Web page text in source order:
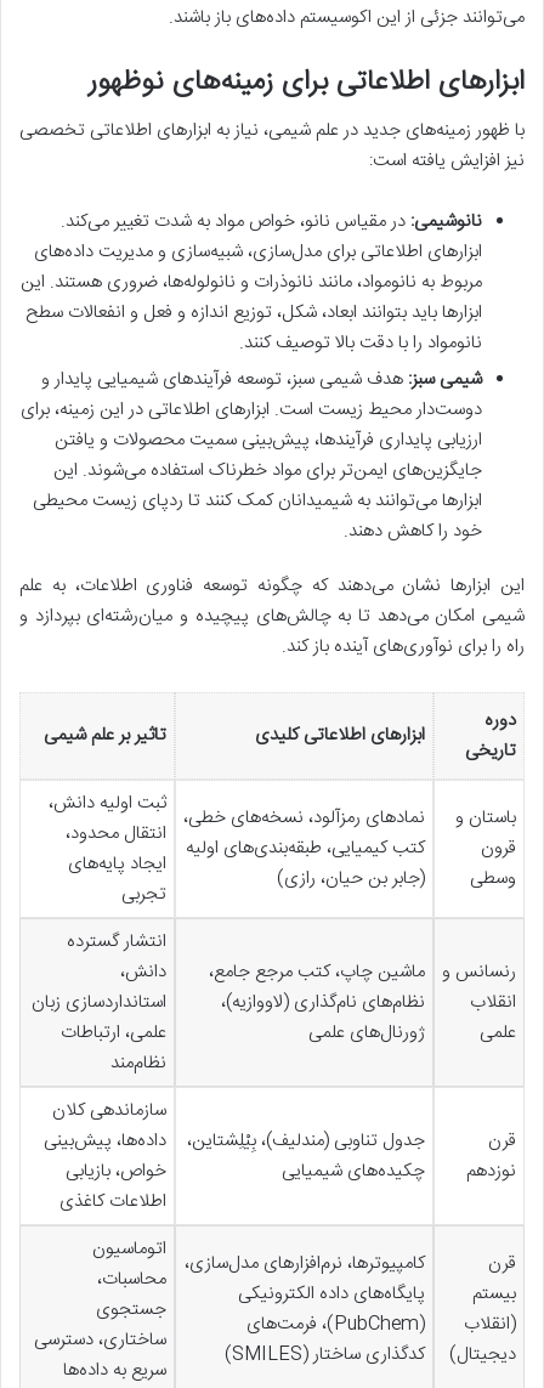
می‌توانند جزئی از این اکوسیستم داده‌های باز باشند.
ابزارهای اطلاعاتی برای زمینه‌های نوظهور
با ظهور زمینه‌های جدید در علم شیمی، نیاز به ابزارهای اطلاعاتی تخصصی
نیز افزایش یافته است:
نانوشیمی: در مقیاس نانو، خواص مواد به شدت تغییر می‌کند.
ابزارهای اطلاعاتی برای مدل‌سازی، شبیه‌سازی و مدیریت داده‌های
مربوط به نانومواد، مانند نانوذرات و نانولوله‌ها، ضروری هستند. این
ابزارها باید بتوانند ابعاد، شکل، توزیع اندازه و فعل و انفعالات سطح
نانومواد را با دقت بالا توصیف کنند.
شیمی سبز: هدف شیمی سبز، توسعه فرآیندهای شیمیایی پایدار و
دوست‌دار محیط زیست است. ابزارهای اطلاعاتی در این زمینه، برای
ارزیابی پایداری فرآیندها، پیش‌بینی سمیت محصولات و یافتن
جایگزین‌های ایمن‌تر برای مواد خطرناک استفاده می‌شوند. این
ابزارها می‌توانند به شیمیدانان کمک کنند تا ردپای زیست محیطی
خود را کاهش دهند.
این ابزارها نشان می‌دهند که چگونه توسعه فناوری اطلاعات، به علم
شیمی امکان می‌دهد تا به چالش‌های پیچیده و میان‌رشته‌ای بپردازد و
راه را برای نوآوری‌های آینده باز کند.
دوره
تاریخی
ابزارهای اطلاعاتی کلیدی تاثیر بر علم شیمی
باستان و
قرون
وسطی
نمادهای رمزآلود، نسخه‌های خطی،
کتب کیمیایی، طبقه‌بندی‌های اولیه
(جابر بن حیان، رازی)
ثبت اولیه دانش،
انتقال محدود،
ایجاد پایه‌های
تجربی
رنسانس و
انقلاب
علمی
ماشین چاپ، کتب مرجع جامع،
نظام‌های نام‌گذاری (لاووازیه)،
ژورنال‌های علمی
انتشار گسترده
دانش،
استانداردسازی زبان
علمی، ارتباطات
نظام‌مند
قرن
نوزدهم
جدول تناوبی (مندلیف)، بِیْلِشتاین،
چکیده‌های شیمیایی
سازماندهی کلان
داده‌ها، پیش‌بینی
خواص، بازیابی
اطلاعات کاغذی
قرن
بیستم
(انقلاب
دیجیتال)
کامپیوترها، نرم‌افزارهای مدل‌سازی،
پایگاه‌های داده الکترونیکی
(PubChem)، فرمت‌های
کدگذاری ساختار (SMILES)
اتوماسیون
محاسبات،
جستجوی
ساختاری، دسترسی
سریع به داده‌ها